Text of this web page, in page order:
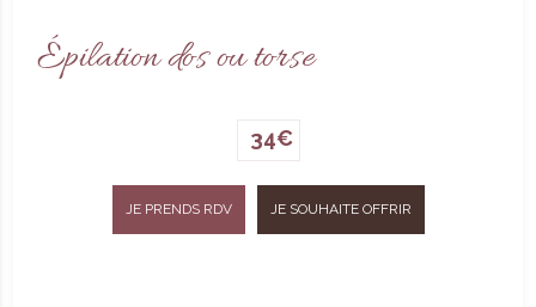
Épilation dos ou torse
34€
JE PRENDS RDV JE SOUHAITE OFFRIR